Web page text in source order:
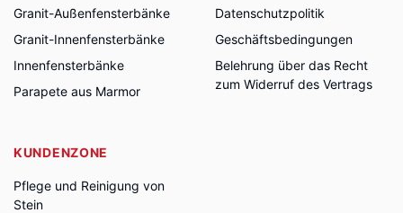
Granit-Außenfensterbänke
Granit-Innenfensterbänke
Innenfensterbänke
Parapete aus Marmor
Datenschutzpolitik
Geschäftsbedingungen
Belehrung über das Recht
zum Widerruf des Vertrags
KUNDENZONE
Pflege und Reinigung von
Stein